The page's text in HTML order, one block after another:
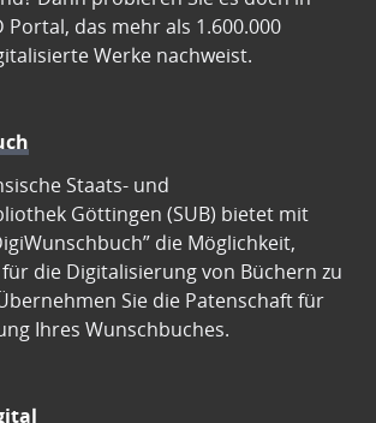
Portal, das mehr als 1.600.000
Werke nachweist.
Staats- und
Göttingen (SUB) bietet mit
die Möglichkeit,
die Digitalisierung von Büchern zu
Sie die Patenschaft für
Ihres Wunschbuches.